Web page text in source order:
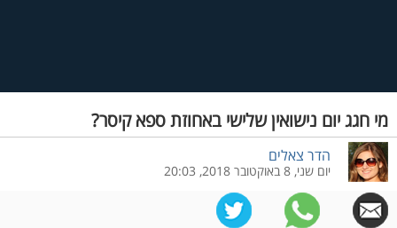
מי חגג יום נישואין שלישי באחוזת ספא קיסר?
הדר צאלים
יום שני, 8 באוקטובר 2018, 20:03